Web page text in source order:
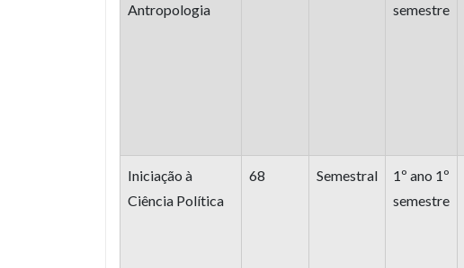
Antropologia
semestre
Iniciação à
Ciência Política
68 Semestral
1º ano 1º
semestre